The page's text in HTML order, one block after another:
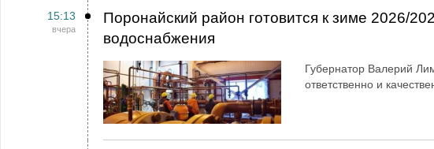
15:13
вчера
Поронайский район готовится к зиме 2026/
водоснабжения
Губернатор Валерий
ответственно и